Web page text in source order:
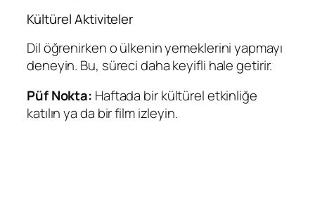
Kültürel Aktiviteler
Dil öğrenirken o ülkenin yemeklerini yapmayı
deneyin. Bu, süreci daha keyifli hale getirir.
Püf Nokta: Haftada bir kültürel etkinliğe
katılın ya da bir film izleyin.